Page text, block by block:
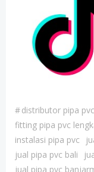
#distributor pipa pvc
fitting pipa pvc
instalasi pipa pvc
jual pipa pvc bali
jual pipa pvc